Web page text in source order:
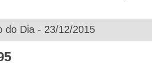
do Dia - 23/12/2015